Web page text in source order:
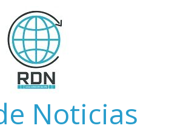
Noticias